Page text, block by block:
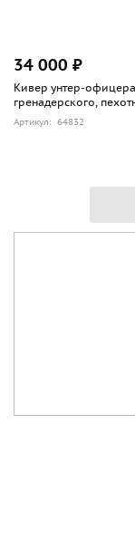
34 000 ₽
Кивер унтер-
гренадерского,
Артикул: 64832